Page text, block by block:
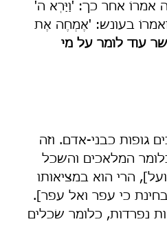
אמרוֹ אחר כך: 'וַיַּרְא ה'
בעונש: 'אֶמְחֶה אֶת
עוד לומר על מי
גופות כבני-אדם. וזה
המלאכים והשכל
הרי הוא במציאותו
כי עפר ואל עפר].
נפרדות, כלומר שׂכלים